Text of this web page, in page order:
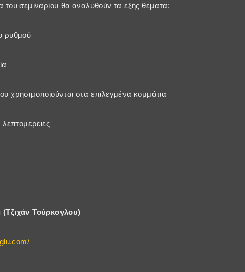
του σεμιναρίου θα αναλυθούν τα εξής θέματα:
ρυθμού
χρησιμοποιούνται στα επιλεγμένα κομμάτια
λεπτομέρειες
Τούρκογλου)